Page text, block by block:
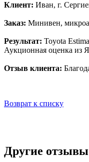
Клиент: Иван, г.
Заказ: Минивен,
Результат: Toyota
Аукционная оценка из
Отзыв клиента:
Возврат к списку
Другие отзывы